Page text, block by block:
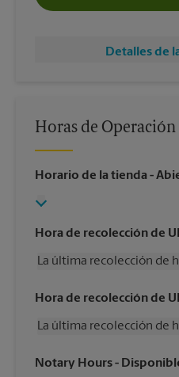
Detalles de
Horas de Operación
Horario de la tienda -
Hora de recolección de
La última recolección de
Miércoles
4:30 PM
Viernes
4:30 PM
Domingo
Sin
Hora de recolección de
La última recolección de
Miércoles
4:30 PM
Notary Hours-